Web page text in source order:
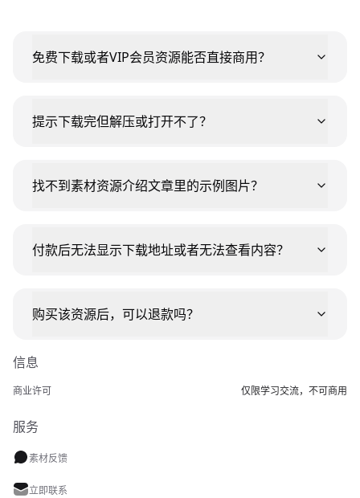
免费下载或者VIP会员资源能否直接商用？
提示下载完但解压或打开不了？
找不到素材资源介绍文章里的示例图片？
付款后无法显示下载地址或者无法查看内容？
购买该资源后，可以退款吗？
信息
商业许可 仅限学习交流，不可商用
服务
素材反馈
立即联系